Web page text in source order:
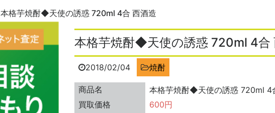
本格芋焼酎◆天使の誘惑 720ml 4合 西酒造
本格芋焼酎◆天使の誘惑 720ml 4合
2018/02/04 焼酎
商品名
本格芋焼酎◆天使の誘惑 720ml 4
買取価格
600円